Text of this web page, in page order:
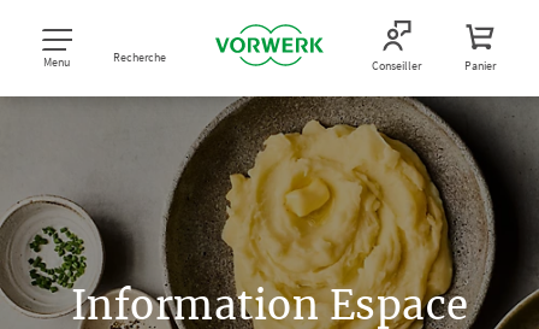
Menu Recherche Conseiller Panier
Information Espace